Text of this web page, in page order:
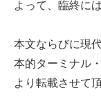
よって、臨終に
本文ならびに現
本的ターミナル
より転載させて